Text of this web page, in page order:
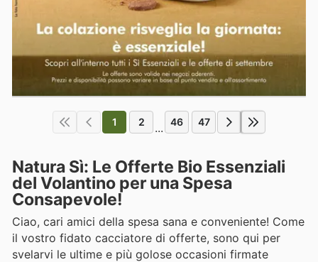
1 2 ... 46 47
Natura Sì: Le Offerte Bio Essenziali
del Volantino per una Spesa
Consapevole!
Ciao, cari amici della spesa sana e conveniente! Come
il vostro fidato cacciatore di offerte, sono qui per
svelarvi le ultime e più golose occasioni firmate